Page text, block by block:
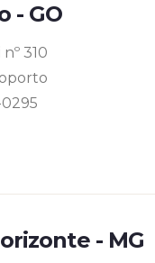
- GO
310
0295
- MG